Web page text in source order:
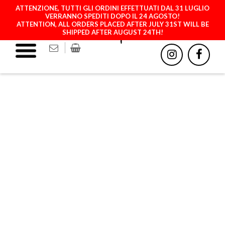
ATTENZIONE, TUTTI GLI ORDINI EFFETTUATI DAL 31 LUGLIO
VERRANNO SPEDITI DOPO IL 24 AGOSTO!
ATTENTION, ALL ORDERS PLACED AFTER JULY 31ST WILL BE
SHIPPED AFTER AUGUST 24TH!